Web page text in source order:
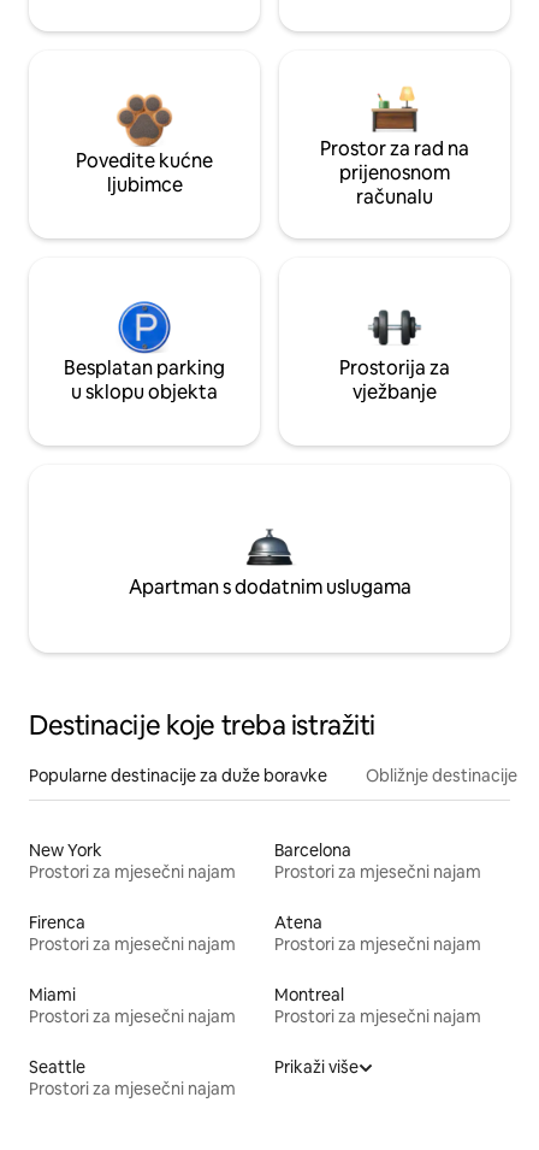
Povedite kućne
ljubimce
Prostor za rad na
prijenosnom
računalu
Besplatan parking
u sklopu objekta
Prostorija za
vježbanje
Apartman s dodatnim uslugama
Destinacije koje treba istražiti
Popularne destinacije za duže boravke Obližnje destinacije
New York
Prostori za mjesečni najam
Barcelona
Prostori za mjesečni najam
Firenca
Prostori za mjesečni najam
Atena
Prostori za mjesečni najam
Miami
Prostori za mjesečni najam
Montreal
Prostori za mjesečni najam
Seattle
Prostori za mjesečni najam
Prikaži više